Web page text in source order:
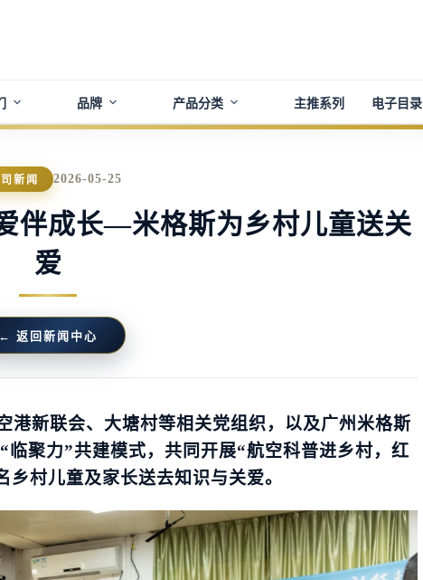
品牌 产品分类 主推系列 电子目录
新闻 2026-05-25
伴成长—米格斯为乡村儿童送关
爱
← 返回新闻中心
新联会、大塘村等相关党组织，以及广州米格斯
聚力”共建模式，共同开展“航空科普进乡村，红
村儿童及家长送去知识与关爱。